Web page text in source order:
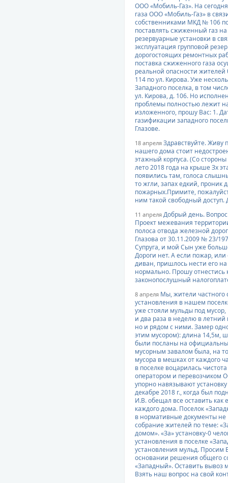
ООО «Мобиль-Газ». На
газа ООО «Мобиль-Газ» в
собственниками МКД № 106
поставлять сжиженный газ на
резервуарные установки в
эксплуатация групповой
дорогостоящих ремонтных
поставка сжиженного газа
реальной опасности
114 по ул. Кирова. Уже
Западного поселка, в том
ул. Кирова, д. 106. Но
проблемы полностью лежит
изложенного, прошу Вас: 1.
газификации западного
Глазове.
18 апреля Здравствуйте. Живу
нашего дома стоит
этажный корпуса. (Со
лето 2018 года на крыше Зх
появились там, голоса
то жгли, запах едкий,
пожарных.Примите,
ним такой свободный доступ.
11 апреля Добрый день. Вопрос
Проект межевания
полоса отвода железной
Глазова от 30.11.2009 № 23/
Супруга, и мой Сын уже
Дороги нет. А если пожар,
диван, пришлось нести его
нормально. Прошу
законопослушный
8 апреля Мы, жители частного
установления в нашем
уже стояли мульды под
и два раза в неделю в
но и рядом с ними. Замер
этим мусором): длина 14,5м,
были посланы на
мусорным завалом была, на
мусора в мешках от каждого
в поселке воцарилась
оператором и перевозчиком
упорно навязывают
декабре 2018 г., когда был
И.В. обещал все оставить как
каждого дома. Поселок
в нормативные документы
собрание жителей по теме:
домом». «За» установку-0
установления в поселке
установления мульд. Просим
основании решения общего
«Западный». Оставить вывоз
Взять наш вопрос на свой